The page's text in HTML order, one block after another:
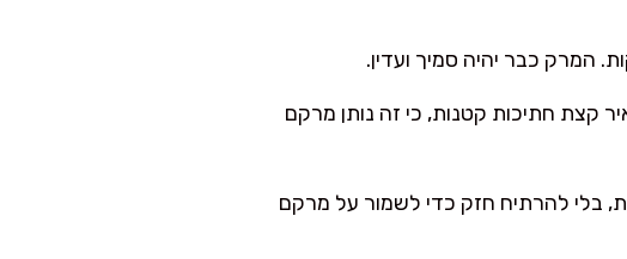
קצת חתיכות קטנות, כי זה נותן מרקם
נמוכה, מוסיפים שמנת ומערבבים. מחממים עוד 3–5 דקות, בלי להרתיח חזק כדי לשמור על מרקם